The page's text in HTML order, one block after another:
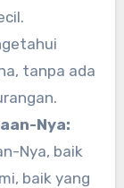
tanpa ada
Nya:
Nya, baik
baik yang